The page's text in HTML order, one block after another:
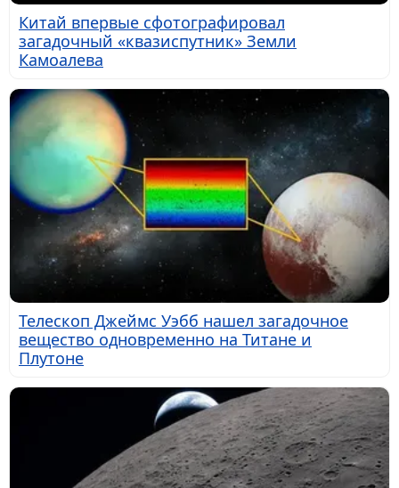
Китай впервые сфотографировал
загадочный «квазиспутник» Земли
Камоалева
Телескоп Джеймс Уэбб нашел загадочное
вещество одновременно на Титане и
Плутоне